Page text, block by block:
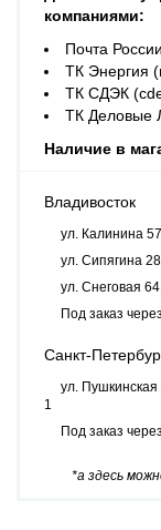
компаниями:
Почта
ТК Энергия
ТК СДЭК
ТК Деловые
Наличие в
Владивосток
ул. Калинина
ул. Сипягина 28
ул. Снеговая
Под заказ
Санкт-
ул. Пушкинская
1
Под заказ
*а здесь